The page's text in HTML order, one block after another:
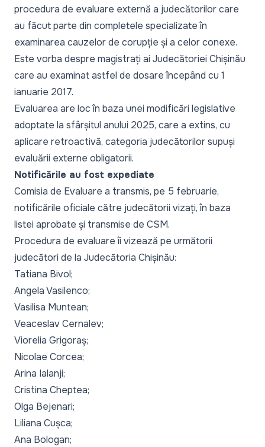
procedura de evaluare externă a judecătorilor care
au făcut parte din completele specializate în
examinarea cauzelor de corupție și a celor conexe.
Este vorba despre magistrați ai Judecătoriei Chișinău
care au examinat astfel de dosare începând cu 1
ianuarie 2017.
Evaluarea are loc în baza unei modificări legislative
adoptate la sfârșitul anului 2025, care a extins, cu
aplicare retroactivă, categoria judecătorilor supuși
evaluării externe obligatorii.
Notificările au fost expediate
Comisia de Evaluare a transmis, pe 5 februarie,
notificările oficiale către judecătorii vizați, în baza
listei aprobate și transmise de CSM.
Procedura de evaluare îi vizează pe următorii
judecători de la Judecătoria Chișinău:
Tatiana Bivol;
Angela Vasilenco;
Vasilisa Muntean;
Veaceslav Cernalev;
Viorelia Grigoraș;
Nicolae Corcea;
Arina Ialanji;
Cristina Cheptea;
Olga Bejenari;
Liliana Cușca;
Ana Bologan;